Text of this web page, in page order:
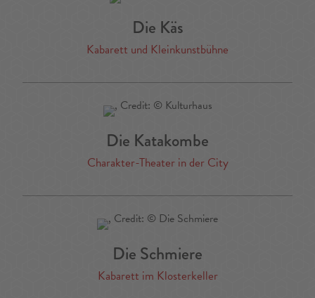
Die Käs
Kabarett und Kleinkunstbühne
Die Katakombe
Charakter-Theater in der City
Die Schmiere
Kabarett im Klosterkeller